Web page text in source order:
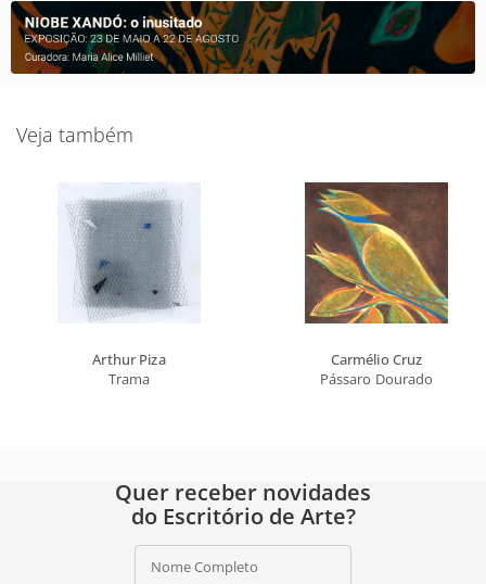
Veja também
Arthur Piza
Trama
Carmélio Cruz
Pássaro Dourado
Quer receber novidades
do Escritório de Arte?
Nome Completo